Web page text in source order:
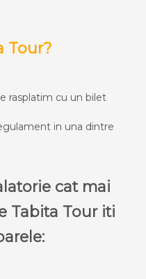
Tour?
rasplatim cu un bilet
in una dintre
cat mai
Tabita Tour iti